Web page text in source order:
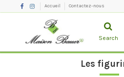
Accueil Contactez-nous
Search
Les